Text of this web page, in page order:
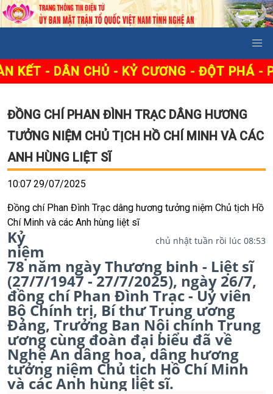
DÂN CHỦ - KỶ CƯƠNG - ĐỘT PHÁ - PHÁT
ĐỒNG CHÍ PHAN ĐÌNH TRẠC DÂNG HƯƠNG
TƯỞNG NIỆM CHỦ TỊCH HỒ CHÍ MINH VÀ CÁC
ANH HÙNG LIỆT SĨ
10:07 29/07/2025
Đồng chí Phan Đình Trạc dâng hương tưởng niệm Chủ tịch Hồ
Chí Minh và các Anh hùng liệt sĩ
chủ nhật tuần rồi lúc 08:53
Kỷ
niệm
78 năm ngày Thương binh - Liệt sĩ
(27/7/1947 - 27/7/2025), ngày 26/7,
đồng chí Phan Đình Trạc - Uỷ viên
Bộ Chính trị, Bí thư Trung ương
Đảng, Trưởng Ban Nội chính Trung
ương cùng đoàn đại biểu đã về
Nghệ An dâng hoa, dâng hương
tưởng niệm Chủ tịch Hồ Chí Minh
và các Anh hùng liệt sĩ.